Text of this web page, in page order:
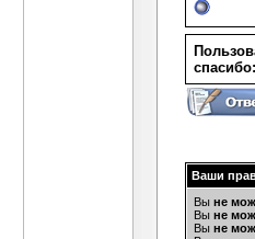
cпасибо:
Ваши
Вы не
Вы не
Вы не